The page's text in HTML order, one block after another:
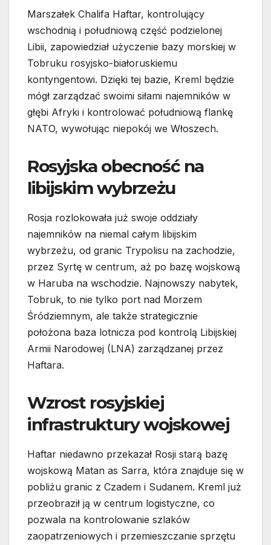
Marszałek Chalifa Haftar, kontrolujący
wschodnią i południową część podzielonej
Libii, zapowiedział użyczenie bazy morskiej w
Tobruku rosyjsko-białoruskiemu
kontyngentowi. Dzięki tej bazie, Kreml będzie
mógł zarządzać swoimi siłami najemników w
głębi Afryki i kontrolować południową flankę
NATO, wywołując niepokój we Włoszech.
Rosyjska obecność na
libijskim wybrzeżu
Rosja rozlokowała już swoje oddziały
najemników na niemal całym libijskim
wybrzeżu, od granic Trypolisu na zachodzie,
przez Syrtę w centrum, aż po bazę wojskową
w Haruba na wschodzie. Najnowszy nabytek,
Tobruk, to nie tylko port nad Morzem
Śródziemnym, ale także strategicznie
położona baza lotnicza pod kontrolą Libijskiej
Armii Narodowej (LNA) zarządzanej przez
Haftara.
Wzrost rosyjskiej
infrastruktury wojskowej
Haftar niedawno przekazał Rosji starą bazę
wojskową Matan as Sarra, która znajduje się w
pobliżu granic z Czadem i Sudanem. Kreml już
przeobraził ją w centrum logistyczne, co
pozwala na kontrolowanie szlaków
zaopatrzeniowych i przemieszczanie sprzętu